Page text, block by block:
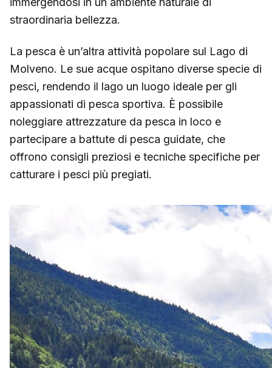
straordinaria bellezza.
La pesca è un’altra attività popolare sul Lago di
Molveno. Le sue acque ospitano diverse specie di
pesci, rendendo il lago un luogo ideale per gli
appassionati di pesca sportiva. È possibile
noleggiare attrezzature da pesca in loco e
partecipare a battute di pesca guidate, che
offrono consigli preziosi e tecniche specifiche per
catturare i pesci più pregiati.